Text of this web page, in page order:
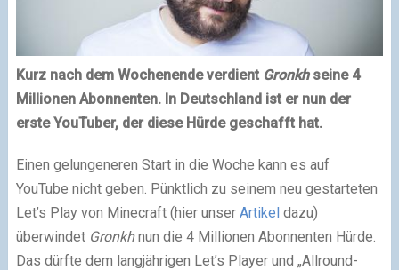
Kurz nach dem Wochenende verdient Gronkhseine 4
Millionen Abonnenten. In Deutschland ist er nun der
erste YouTuber, der diese Hürde geschafft hat.
Einen gelungeneren Start in die Woche kann es auf
YouTube nicht geben. Pünktlich zu seinem neu gestarteten
Let’s Play von Minecraft (hier unser Artikeldazu)
überwindet Gronkhnun die 4 Millionen Abonnenten Hürde.
Das dürfte dem langjährigen Let’s Player und „Allround-